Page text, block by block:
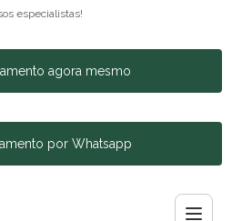
especialistas!
agora mesmo
por Whatsapp